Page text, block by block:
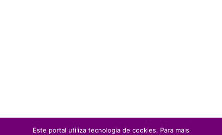
Este portal utiliza tecnologia de cookies. Para mais